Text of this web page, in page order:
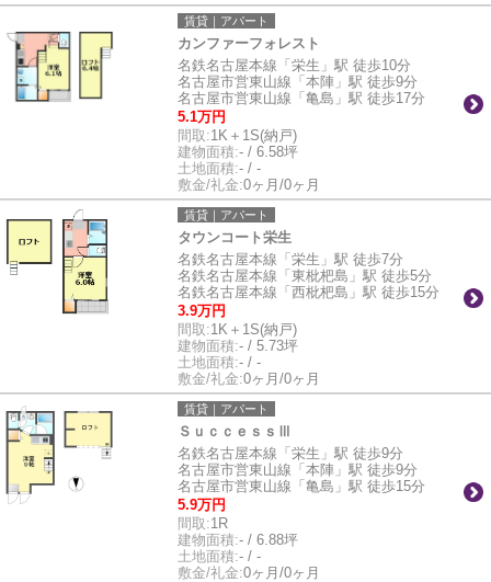
賃貸｜アパート
カンファーフォレスト
名鉄名古屋本線「栄生」駅 徒歩10分
名古屋市営東山線「本陣」駅 徒歩9分
名古屋市営東山線「亀島」駅 徒歩17分
5.1万円
間取:1K＋1S(納戸)
建物面積:- / 6.58坪
土地面積:- / -
敷金/礼金:0ヶ月/0ヶ月
賃貸｜アパート
タウンコート栄生
名鉄名古屋本線「栄生」駅 徒歩7分
名鉄名古屋本線「東枇杷島」駅 徒歩5分
名鉄名古屋本線「西枇杷島」駅 徒歩15分
3.9万円
間取:1K＋1S(納戸)
建物面積:- / 5.73坪
土地面積:- / -
敷金/礼金:0ヶ月/0ヶ月
賃貸｜アパート
ＳｕｃｃｅｓｓⅢ
名鉄名古屋本線「栄生」駅 徒歩9分
名古屋市営東山線「本陣」駅 徒歩9分
名古屋市営東山線「亀島」駅 徒歩15分
5.9万円
間取:1R
建物面積:- / 6.88坪
土地面積:- / -
敷金/礼金:0ヶ月/0ヶ月